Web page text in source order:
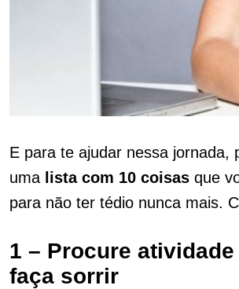
E para te ajudar nessa jornada,
uma lista com 10 coisas que
para não ter tédio nunca mais.
1 – Procure atividade
faça sorrir